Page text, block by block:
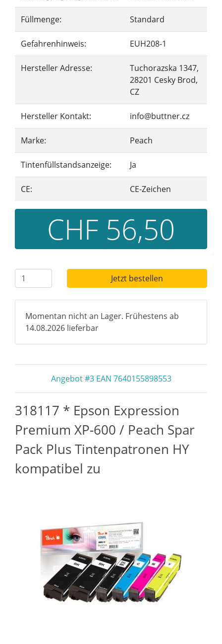
Füllmenge: Standard
Gefahrenhinweis: EUH208-1
Hersteller Adresse:
Tuchorazska 1347,
28201 Cesky Brod,
CZ
Hersteller Kontakt: info@buttner.cz
Marke: Peach
Tintenfüllstandsanzeige: Ja
CE: CE-Zeichen
CHF 56,50
Jetzt bestellen
Momentan nicht an Lager. Frühestens ab
14.08.2026 lieferbar
Angebot #3 EAN 7640155898553
318117 * Epson Expression
Premium XP-600 / Peach Spar
Pack Plus Tintenpatronen HY
kompatibel zu